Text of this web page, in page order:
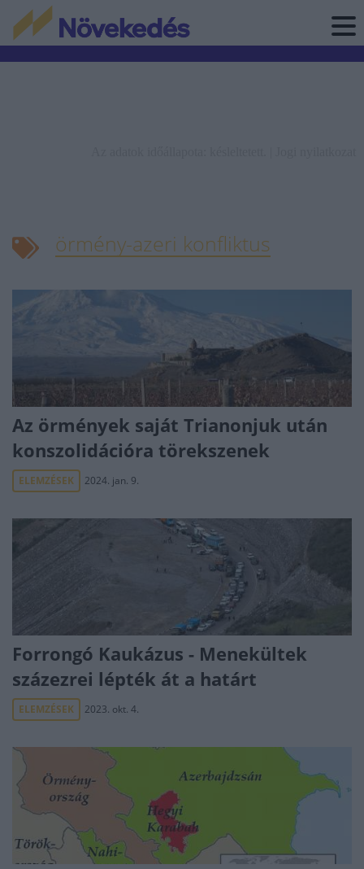
örmény-azeri konfliktus
Az örmények saját Trianonjuk után
konszolidációra törekszenek
ELEMZÉSEK 2024. jan. 9.
Forrongó Kaukázus - Menekültek
százezrei lépték át a határt
ELEMZÉSEK 2023. okt. 4.